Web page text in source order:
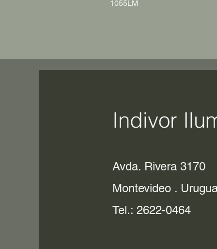
1055LM
Indivor
Avda. Rivera 3170
Montevideo .
Tel.: 2622-0464